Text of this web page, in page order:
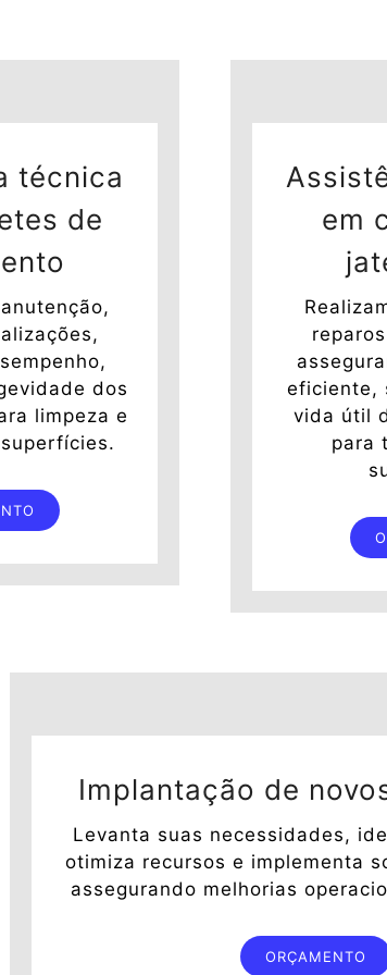
técnica
de
dos
limpeza e
em
eficiente,
vida útil
para
Implantação de
Levanta suas necessidades,
otimiza recursos e implementa
assegurando melhorias
ORÇAMENTO